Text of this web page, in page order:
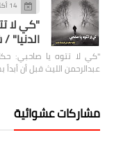
14 أكتوبر 2022
"كي لا
الدنيا"
"كي لا تتوه يا صاحبي:
عبدالرحمن الليث قبل أن أبدأ
مشاركات عشوائية